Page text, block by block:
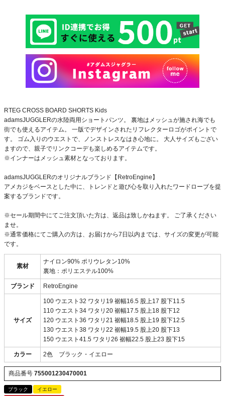
RTEG CROSS BOARD SHORTS Kids
adamsJUGGLERの水陸両用ショートパンツ。 裏地はメッシュが施され海でも
街でも使えるアイテム。 一版でデザインされたリフレクターロゴがポイントで
す。 ゴム入りのウエストで、ノンストレスなはき心地に。 大人サイズもござい
ますので、親子でリンクコーデも楽しめるアイテムです。
※インナーはメッシュ素材となっております。
adamsJUGGLERのオリジナルブランド【RetroEngine】
アメカジをベースとした中に、トレンドと遊び心を取り入れたワードローブを提
案するブランドです。
※セール期間中にてご注文頂いた方は、返品は致しかねます。 ご了承ください
ませ。
※通常価格にてご購入の方は、お届けから7日以内までは、サイズの変更が可能
です。
素材
ナイロン90% ポリウレタン10%
裏地：ポリエステル100%
ブランド RetroEngine
サイズ
100 ウエスト32 ワタリ19 裾幅16.5 股上17 股下11.5
110 ウエスト34 ワタリ20 裾幅17.5 股上18 股下12
120 ウエスト36 ワタリ21 裾幅18.5 股上19 股下12.5
130 ウエスト38 ワタリ22 裾幅19.5 股上20 股下13
150 ウエスト41.5 ワタリ26 裾幅22.5 股上23 股下15
カラー 2色 ブラック・イエロー
商品番号 755001230470001
ブラック
イエロー